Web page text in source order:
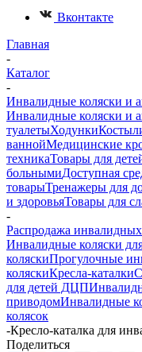
Вконтакте
Главная
-
Каталог
-
Инвалидные коляски и
Инвалидные коляски и
туалетыХодунки
ваннойМедицинские
техникаТовары для
больнымиДоступная
товарыТренажеры для
и здоровьяТовары для
-
Распродажа инвалидных
Инвалидные коляски
коляскиПрогулочные
коляскиКресла-каталки
для детей ДЦП
приводомИнвалидные
колясок
-Кресло-каталка для
Поделиться